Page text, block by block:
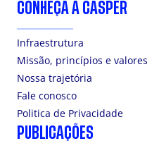
CONHEÇA A CÁSPER
Infraestrutura
Missão, princípios e valores
Nossa trajetória
Fale conosco
Politica de Privacidade
PUBLICAÇÕES